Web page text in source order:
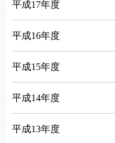
平成17年度
平成16年度
平成15年度
平成14年度
平成13年度